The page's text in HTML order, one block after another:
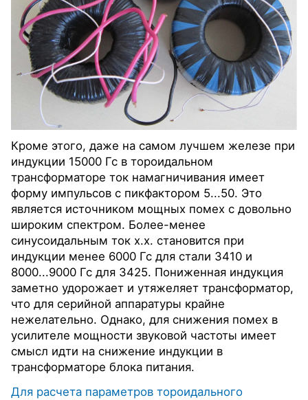
Кроме этого, даже на самом лучшем железе при
индукции 15000 Гс в тороидальном
трансформаторе ток намагничивания имеет
форму импульсов с пикфактором 5...50. Это
является источником мощных помех с довольно
широким спектром. Более-менее
синусоидальным ток х.х. становится при
индукции менее 6000 Гс для стали 3410 и
8000...9000 Гс для 3425. Пониженная индукция
заметно удорожает и утяжеляет трансформатор,
что для серийной аппаратуры крайне
нежелательно. Однако, для снижения помех в
усилителе мощности звуковой частоты имеет
смысл идти на снижение индукции в
трансформаторе блока питания.
Для расчета параметров тороидального